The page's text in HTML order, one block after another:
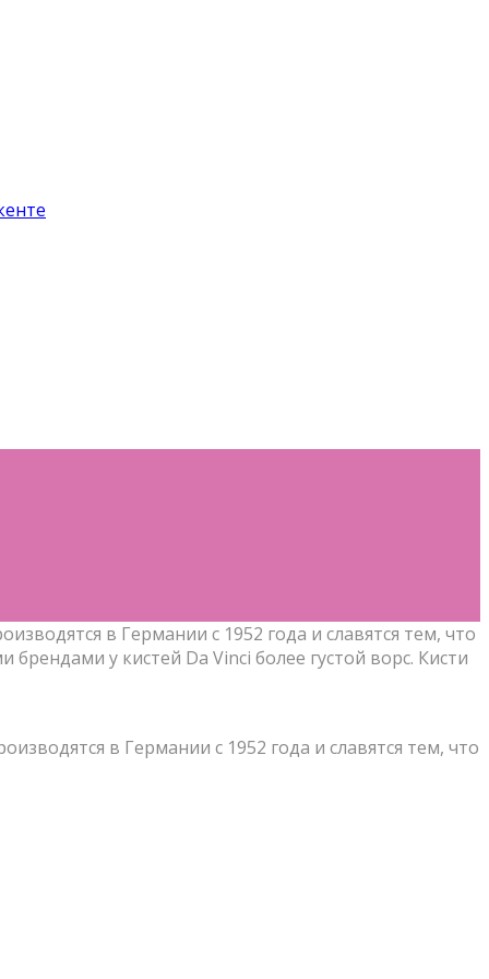
в Германии с 1952 года и славятся тем, что
у кистей Da Vinci более густой ворс. Кисти
в Германии с 1952 года и славятся тем, что